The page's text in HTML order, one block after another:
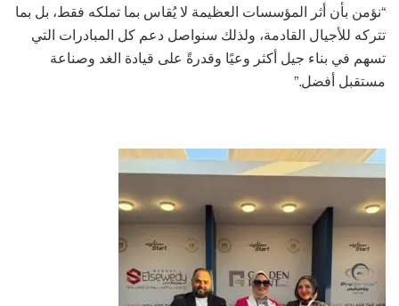
“نؤمن بأن أثر المؤسسات العظيمة لا يُقاس بما تملكه فقط، بل بما
تتركه للأجيال القادمة، ولذلك سنواصل دعم كل المبادرات التي
تسهم في بناء جيل أكثر وعيًا وقدرةً على قيادة الغد وصناعة
مستقبل أفضل.”